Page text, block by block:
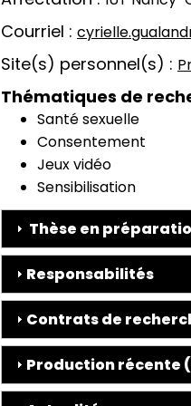
Courriel
Site(s) personnel(s)
Thématiques de
Santé sexuelle
Consentement
Jeux vidéo
Sensibilisation
Thèse en
Responsabilités
Contrats de
Production récente